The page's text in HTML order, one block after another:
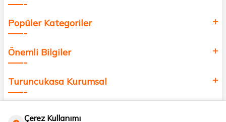
Popüler Kategoriler
Önemli Bilgiler
Turuncukasa Kurumsal
Çerez Kullanımı